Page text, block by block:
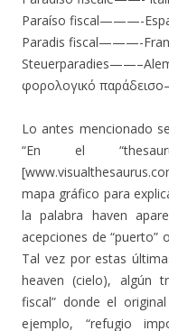
Paraíso fiscal———-
Paradis fiscal———-
φορολογικό
Lo antes mencionado
“En el
mapa gráfico para
la palabra haven
acepciones de “puerto”
Tal vez por estas
heaven (cielo), algún
fiscal” donde el
ejemplo, “refugio